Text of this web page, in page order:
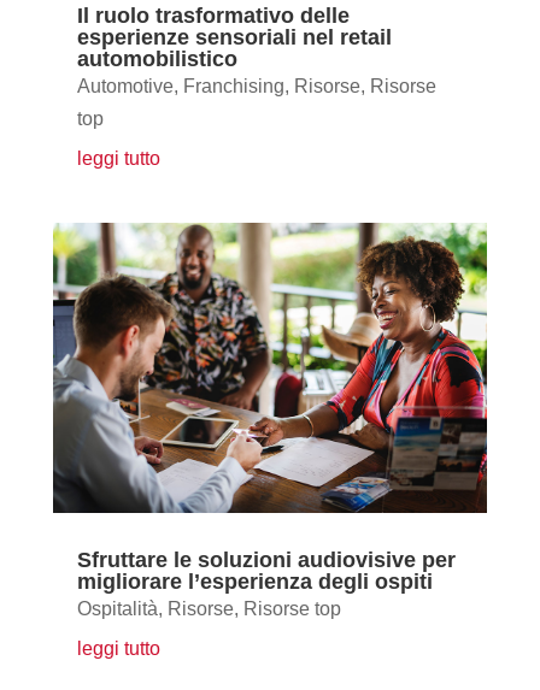
Il ruolo trasformativo delle
esperienze sensoriali nel retail
automobilistico
Automotive, Franchising, Risorse, Risorse
top
leggi tutto
Sfruttare le soluzioni audiovisive per
migliorare l’esperienza degli ospiti
Ospitalità, Risorse, Risorse top
leggi tutto